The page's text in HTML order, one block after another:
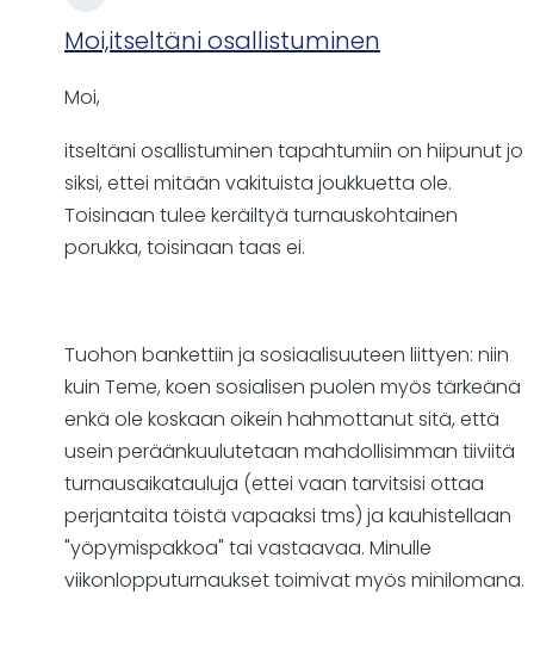
Moi,itseltäni osallistuminen
Moi,
itseltäni osallistuminen tapahtumiin on hiipunut jo
siksi, ettei mitään vakituista joukkuetta ole.
Toisinaan tulee keräiltyä turnauskohtainen
porukka, toisinaan taas ei.
Tuohon bankettiin ja sosiaalisuuteen liittyen: niin
kuin Teme, koen sosialisen puolen myös tärkeänä
enkä ole koskaan oikein hahmottanut sitä, että
usein peräänkuulutetaan mahdollisimman tiiviitä
turnausaikatauluja (ettei vaan tarvitsisi ottaa
perjantaita töistä vapaaksi tms) ja kauhistellaan
"yöpymispakkoa" tai vastaavaa. Minulle
viikonlopputurnaukset toimivat myös minilomana.